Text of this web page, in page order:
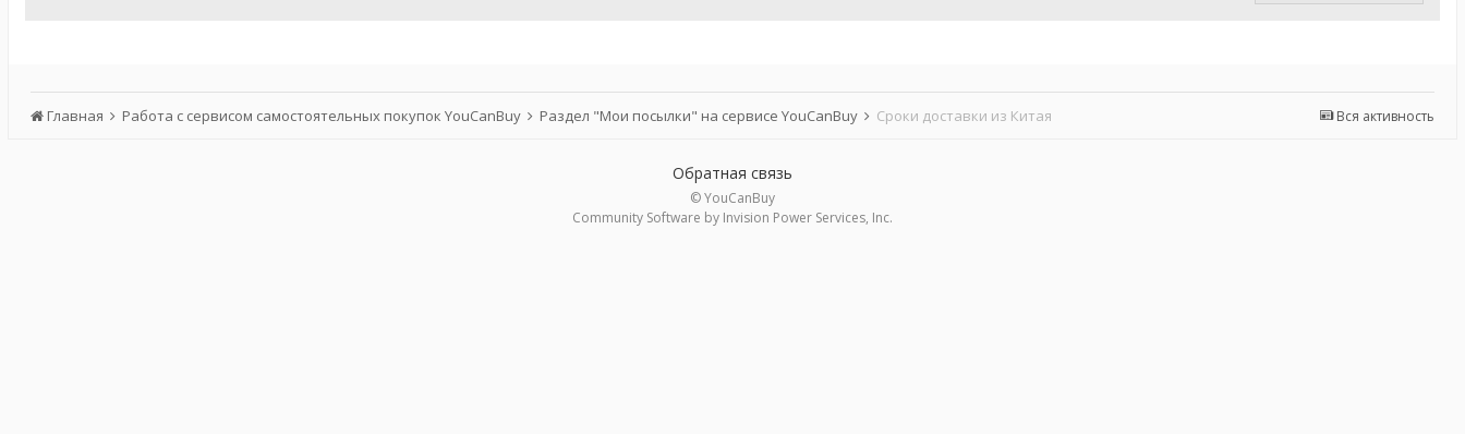
Вся активность
Главная Работа с сервисом самостоятельных покупок YouCanBuy Раздел "Мои посылки" на сервисе YouCanBuy Сроки доставки из Китая
Обратная связь
© YouCanBuy
Community Software by Invision Power Services, Inc.